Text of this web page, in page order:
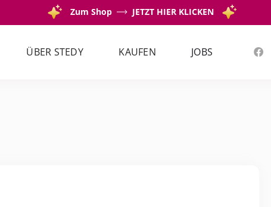
Zum Shop JETZT HIER KLICKEN
ÜBER STEDY KAUFEN JOBS